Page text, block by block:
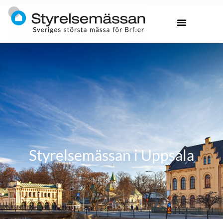
Styrelsemässan i Uppsala